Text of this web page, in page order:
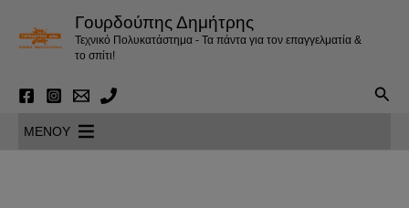
περιεχόμενο
Γουρδούπης Δημήτρης
Τεχνικό Πολυκατάστημα - Τα πάντα για τον επαγγελματία &
το σπίτι!
MENOY